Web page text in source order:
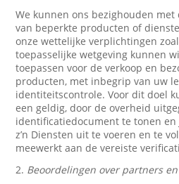
We kunnen ons bezighouden
van beperkte producten of
onze wettelijke verplichtingen
toepasselijke wetgeving kunnen
toepassen voor de verkoop en
producten, met inbegrip van uw
identiteitscontrole. Voor dit doel
een geldig, door de overheid
identificatiedocument te tonen en
z’n Diensten uit te voeren en te
meewerkt aan de vereiste
2. Beoordelingen over partners